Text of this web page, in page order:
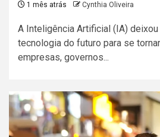
1 mês atrás Cynthia Oliveira
A Inteligência Artificial (IA)
tecnologia do futuro para se
empresas, governos...